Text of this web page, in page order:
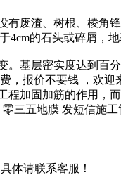
渣、树根、棱角锋
的石头或碎屑，地
基层密实度达到百分
，报价不要钱 ，欢
程加固加筋的作用，
三五地膜 发短信施
体请联系客服！